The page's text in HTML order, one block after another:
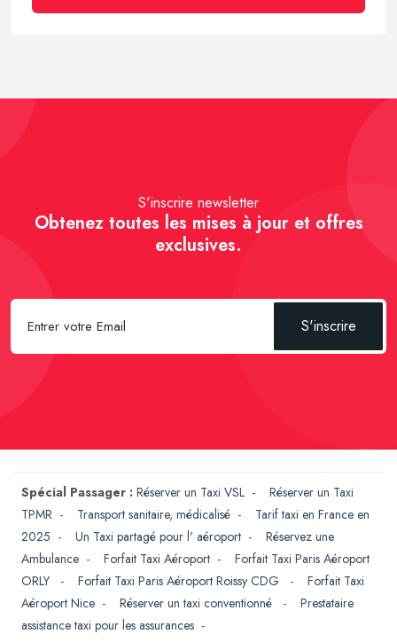
S'inscrire newsletter
Obtenez toutes les mises à jour et offres
exclusives.
S'inscrire
Spécial Passager : Réserver un Taxi VSL - Réserver un Taxi
TPMR - Transport sanitaire, médicalisé - Tarif taxi en France en
2025 - Un Taxi partagé pour l' aéroport - Réservez une
Ambulance - Forfait Taxi Aéroport - Forfait Taxi Paris Aéroport
ORLY
- Forfait Taxi Paris Aéroport Roissy CDG - Forfait Taxi
Aéroport Nice - Réserver un taxi conventionné - Prestataire
assistance taxi pour les assurances -